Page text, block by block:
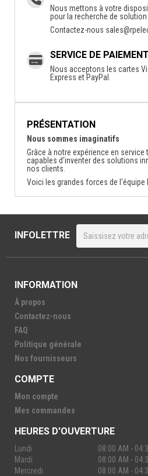
Nous mettons à votre
pour la recherche de solution
Contactez-nous
SERVICE DE PAIEMENT
Nous acceptons les cartes
Express et PayPal.
PRÉSENTATION
Nous sommes imaginatifs
Grâce à notre expérience en
capables d'inventer des solutions
nos clients.
Voici les grandes forces de l'équipe
INFOLETTRE
INFORMATION
À propos
Contactez-nous
FAQ
Politique générale
Nos fournisseurs
COMPTE
Mon compte
Mes commandes
HEURES D'OUVERTURE
Lundi
08:00 AM -
Mardi
08:00 AM -
Mercredi
08:00 AM -